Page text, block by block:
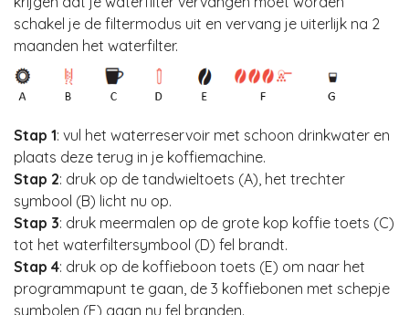
schakel je de filtermodus uit en vervang je uiterlijk na 2
maanden het waterfilter.
Stap 1: vul het waterreservoir met schoon drinkwater en
plaats deze terug in je koffiemachine.
Stap 2: druk op de tandwieltoets (A), het trechter
symbool (B) licht nu op.
Stap 3: druk meermalen op de grote kop koffie toets (C)
tot het waterfiltersymbool (D) fel brandt.
Stap 4: druk op de koffieboon toets (E) om naar het
programmapunt te gaan, de 3 koffiebonen met schepje
symbolen (F) gaan nu fel branden.